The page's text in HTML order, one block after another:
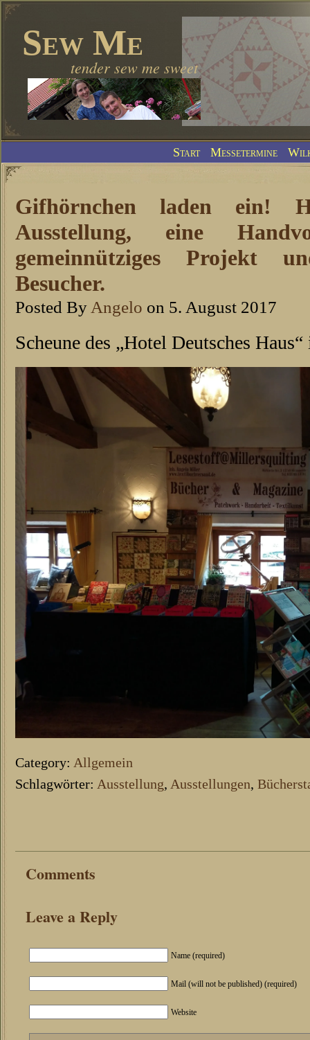
Sew Me
tender sew me sweet
Start Messetermine
Gifhörnchen laden ein!
Ausstellung, eine
gemeinnütziges Projekt
Besucher.
Posted By Angelo on 5. August 2017
Scheune des „Hotel Deutsches
Category: Allgemein
Schlagwörter: Ausstellung, Ausstellungen,
Comments
Leave a Reply
Name (required)
Mail (will not be published) (required)
Website